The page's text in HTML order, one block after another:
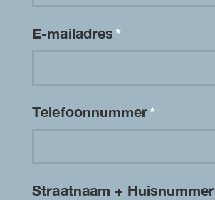
E-mailadres*
Telefoonnummer*
Straatnaam + Huisnummer